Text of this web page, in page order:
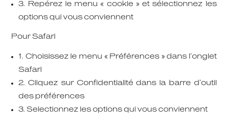
3. Repérez le menu « cookie » et sélectionnez les
options qui vous conviennent
Pour Safari
1. Choisissez le menu « Préférences » dans l’onglet
Safari
2. Cliquez sur Confidentialité dans la barre d’outil
des préférences
3. Selectionnez les options qui vous conviennent